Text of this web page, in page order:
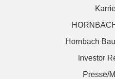
Hornbach
Investor
Presse/